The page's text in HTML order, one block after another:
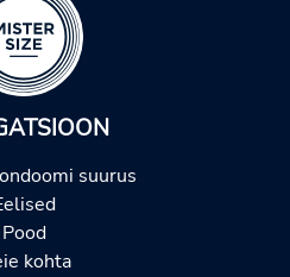
suurus
Pood
kohta